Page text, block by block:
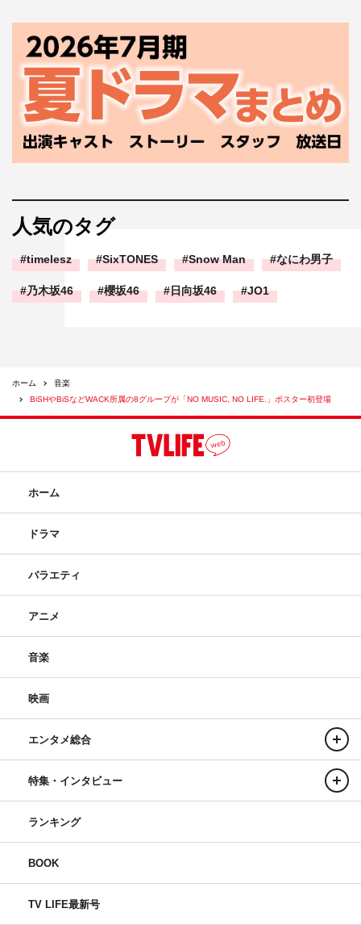
人気のタグ
timelesz SixTONES Snow Man なにわ男子
乃木坂46 櫻坂46 日向坂46 JO1
ホーム
音楽
BiSHやBiSなどWACK所属の8グループが「NO MUSIC, NO LIFE.」ポスター初登場
ホーム
ドラマ
バラエティ
アニメ
音楽
映画
エンタメ総合
特集・インタビュー
ランキング
BOOK
TV LIFE最新号